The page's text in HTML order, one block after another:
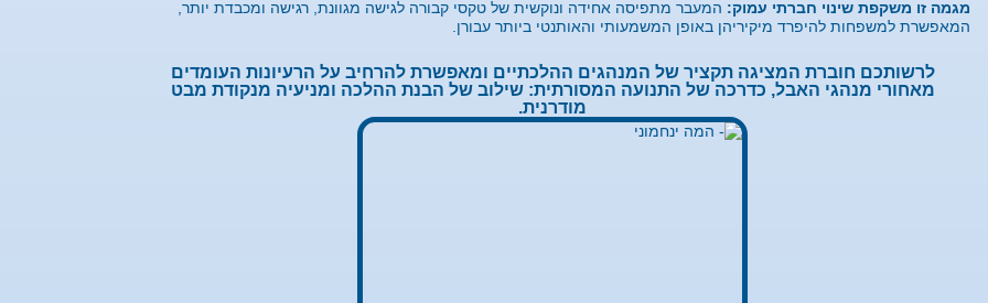
מגמה זו משקפת שינוי חברתי עמוק: המעבר מתפיסה אחידה ונוקשית של טקסי קבורה לגישה מגוונת, רגישה ומכבדת יותר,
המאפשרת למשפחות להיפרד מיקיריהן באופן המשמעותי והאותנטי ביותר עבורן.
לרשותכם חוברת המציגה תקציר של המנהגים ההלכתיים ומאפשרת להרחיב על הרעיונות העומדים
מאחורי מנהגי האבל, כדרכה של התנועה המסורתית: שילוב של הבנת ההלכה ומניעיה מנקודת מבט
מודרנית.